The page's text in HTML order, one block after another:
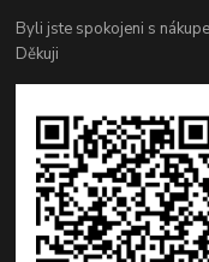
Byli jste spokojeni s
Děkuji